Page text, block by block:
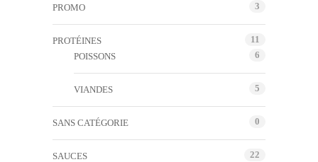
PROMO 3
PROTÉINES
11
POISSONS
6
VIANDES 5
SANS CATÉGORIE 0
SAUCES
22